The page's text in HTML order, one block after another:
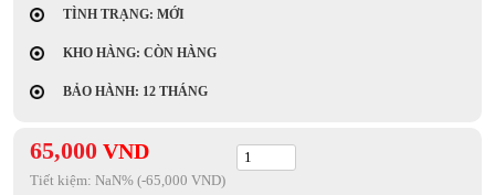
TÌNH TRẠNG: MỚI
KHO HÀNG: CÒN HÀNG
BẢO HÀNH: 12 THÁNG
65,000 VND
Tiết kiệm:NaN% (-65,000 VND)